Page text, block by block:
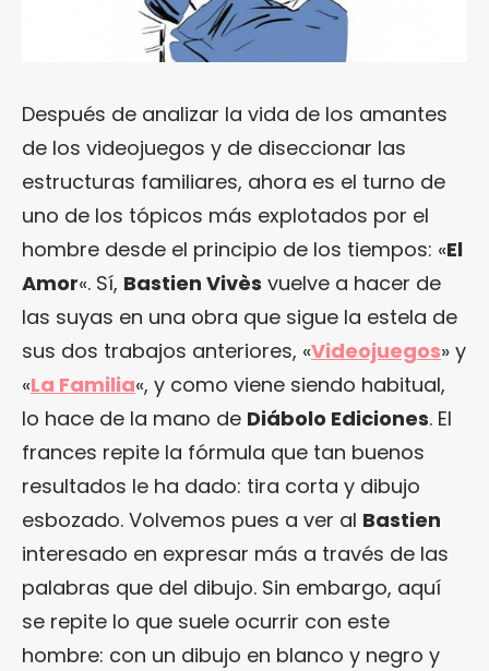
Después de analizar la vida de los amantes
de los videojuegos y de diseccionar las
estructuras familiares, ahora es el turno de
uno de los tópicos más explotados por el
hombre desde el principio de los tiempos: «El
Amor«. Sí, Bastien Vivès vuelve a hacer de
las suyas en una obra que sigue la estela de
sus dos trabajos anteriores, «Videojuegos» y
«La Familia«, y como viene siendo habitual,
lo hace de la mano de Diábolo Ediciones. El
frances repite la fórmula que tan buenos
resultados le ha dado: tira corta y dibujo
esbozado. Volvemos pues a ver al Bastien
interesado en expresar más a través de las
palabras que del dibujo. Sin embargo, aquí
se repite lo que suele ocurrir con este
hombre: con un dibujo en blanco y negro y